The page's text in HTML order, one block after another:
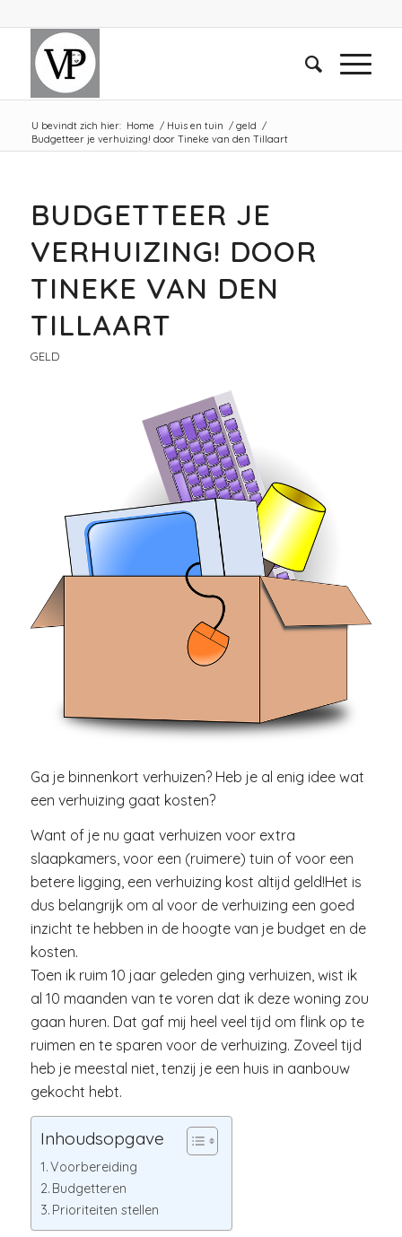
U bevindt zich hier: Home / Huis en tuin / geld /
Budgetteer je verhuizing! door Tineke van den Tillaart
BUDGETTEER JE
VERHUIZING! DOOR
TINEKE VAN DEN
TILLAART
GELD
Ga je binnenkort verhuizen? Heb je al enig idee wat
een verhuizing gaat kosten?
Want of je nu gaat verhuizen voor extra
slaapkamers, voor een (ruimere) tuin of voor een
betere ligging, een verhuizing kost altijd geld!Het is
dus belangrijk om al voor de verhuizing een goed
inzicht te hebben in de hoogte van je budget en de
kosten.
Toen ik ruim 10 jaar geleden ging verhuizen, wist ik
al 10 maanden van te voren dat ik deze woning zou
gaan huren. Dat gaf mij heel veel tijd om flink op te
ruimen en te sparen voor de verhuizing. Zoveel tijd
heb je meestal niet, tenzij je een huis in aanbouw
gekocht hebt.
Inhoudsopgave
Voorbereiding
Budgetteren
Prioriteiten stellen